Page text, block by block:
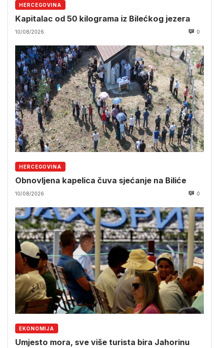
HERCEGOVINA
Kapitalac od 50 kilograma iz Bilećkog jezera
10/08/2026 0
HERCEGOVINA
Obnovljena kapelica čuva sjećanje na Biliće
10/08/2026 0
EKONOMIJA
Umjesto mora, sve više turista bira Jahorinu